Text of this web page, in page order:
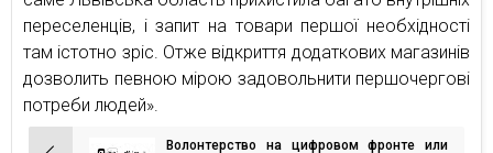
переселенців, і запит на товари першої необхідності
там істотно зріс. Отже відкриття додаткових магазинів
дозволить певною мірою задовольнити першочергові
потреби людей».
Волонтерство на цифровом фронте или